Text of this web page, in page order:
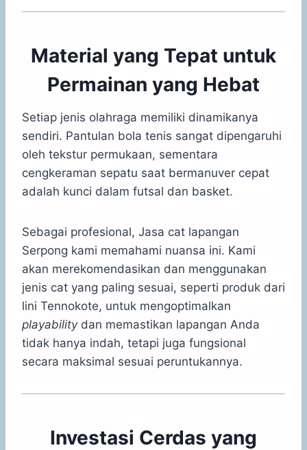
Material yang Tepat untuk
Permainan yang Hebat
Setiap jenis olahraga memiliki dinamikanya
sendiri. Pantulan bola tenis sangat dipengaruhi
oleh tekstur permukaan, sementara
cengkeraman sepatu saat bermanuver cepat
adalah kunci dalam futsal dan basket.
Sebagai profesional, Jasa cat lapangan
Serpong kami memahami nuansa ini. Kami
akan merekomendasikan dan menggunakan
jenis cat yang paling sesuai, seperti produk dari
lini Tennokote, untuk mengoptimalkan
playabilitydan memastikan lapangan Anda
tidak hanya indah, tetapi juga fungsional
secara maksimal sesuai peruntukannya.
Investasi Cerdas yang